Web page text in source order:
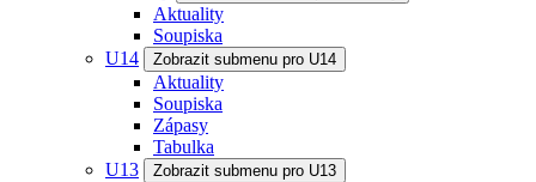
Aktuality
Soupiska
U14
Zobrazit submenu pro U14
Aktuality
Soupiska
Zápasy
Tabulka
U13
Zobrazit submenu pro U13